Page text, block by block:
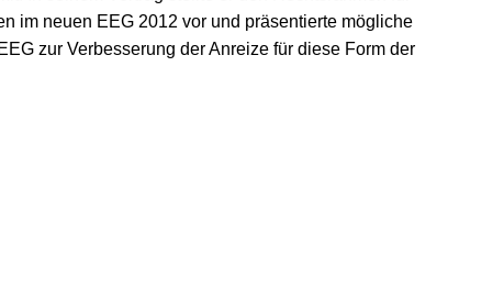
im neuen EEG 2012 vor und präsentierte mögliche
zur Verbesserung der Anreize für diese Form der